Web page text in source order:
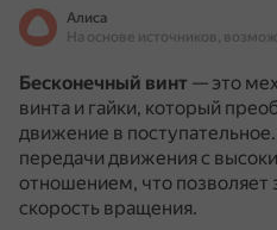
Алиса
Бесконечный винт — это
винта и гайки, который
движение в поступательное.
передачи движения с
отношением, что позволяет
скорость вращения.